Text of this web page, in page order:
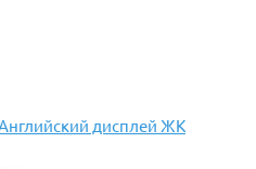
Английский дисплей ЖК